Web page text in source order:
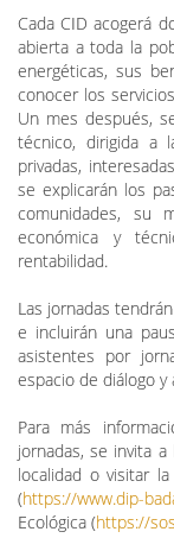
Cada CID acogerá
abierta a toda la
energéticas, sus
conocer los
Un mes después,
técnico, dirigida a
privadas,
se explicarán los
comunidades, su
económica y
rentabilidad.
Las jornadas
e incluirán una
asistentes por
espacio de diálogo y
Para más
jornadas, se invita
localidad o visitar
(https://www.dip-
Ecológica (https://